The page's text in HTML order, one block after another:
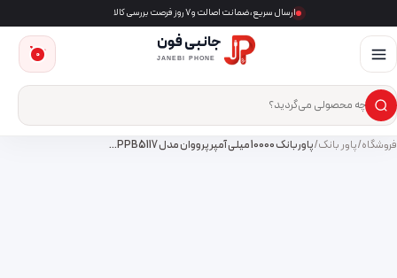
ارسال سریع، ضمانت اصالت و ۷ روز فرصت بررسی کالا
جانبی فون
JANEBI PHONE
جست‌وجوی محصول
×
0
فروشگاه/پاور بانک/پاوربانک 10000 میلی آمپر پرووان مدل PPB5117…